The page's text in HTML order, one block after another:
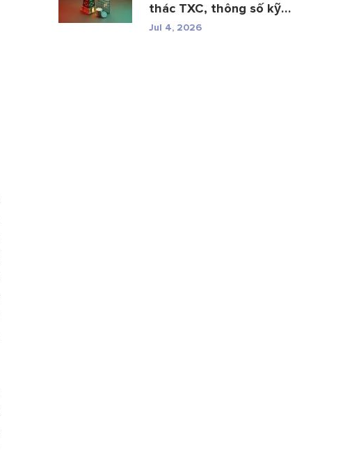
thác TXC, thông số kỹ
thuật và r...
Jul 4, 2026